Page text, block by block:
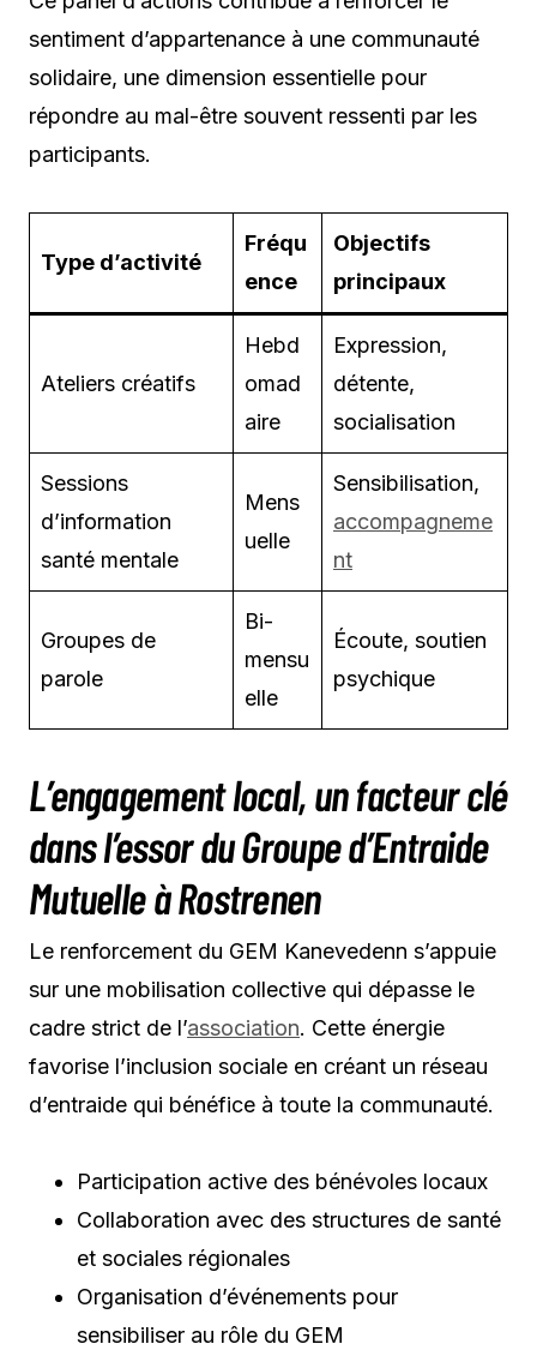
sentiment d’appartenance à une communauté
solidaire, une dimension essentielle pour
répondre au mal-être souvent ressenti par les
participants.
Type d’activité
Fréqu
ence
Objectifs
principaux
Ateliers créatifs
Hebd
omad
aire
Expression,
détente,
socialisation
Sessions
d’information
santé mentale
Mens
uelle
Sensibilisation,
accompagneme
nt
Groupes de
parole
Bi-
mensu
elle
Écoute, soutien
psychique
L’engagement local, un facteur clé
dans l’essor du Groupe d’Entraide
Mutuelle à Rostrenen
Le renforcement du GEM Kanevedenn s’appuie
sur une mobilisation collective qui dépasse le
cadre strict de l’association. Cette énergie
favorise l’inclusion sociale en créant un réseau
d’entraide qui bénéfice à toute la communauté.
Participation active des bénévoles locaux
Collaboration avec des structures de santé
et sociales régionales
Organisation d’événements pour
sensibiliser au rôle du GEM